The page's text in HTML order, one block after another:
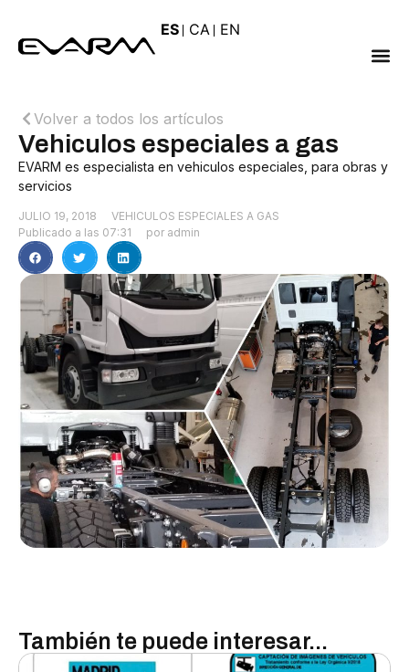
ES CA EN
Volver a todos los artículos
Vehiculos especiales a gas
EVARM es especialista en vehiculos especiales, para obras y
servicios
JULIO 19, 2018
VEHICULOS ESPECIALES A GAS
Publicado a las 07:31 por admin
También te puede interesar...